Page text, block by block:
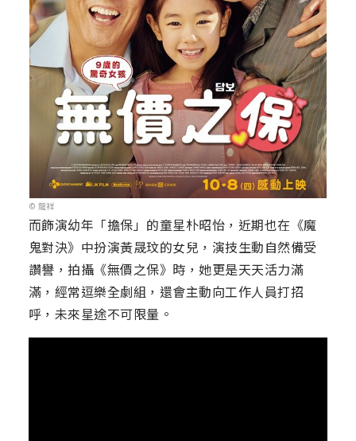
© 龍祥
而飾演幼年「擔保」的童星朴昭怡，近期也在《魔
鬼對決》中扮演黃晟玟的女兒，演技生動自然備受
讚譽，拍攝《無價之保》時，她更是天天活力滿
滿，經常逗樂全劇組，還會主動向工作人員打招
呼，未來星途不可限量。